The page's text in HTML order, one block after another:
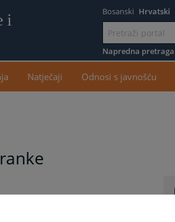
i
na
sadržaj
Bosanski Hrvatski
Napredna pretraga
Natječaji Odnosi s javnošću